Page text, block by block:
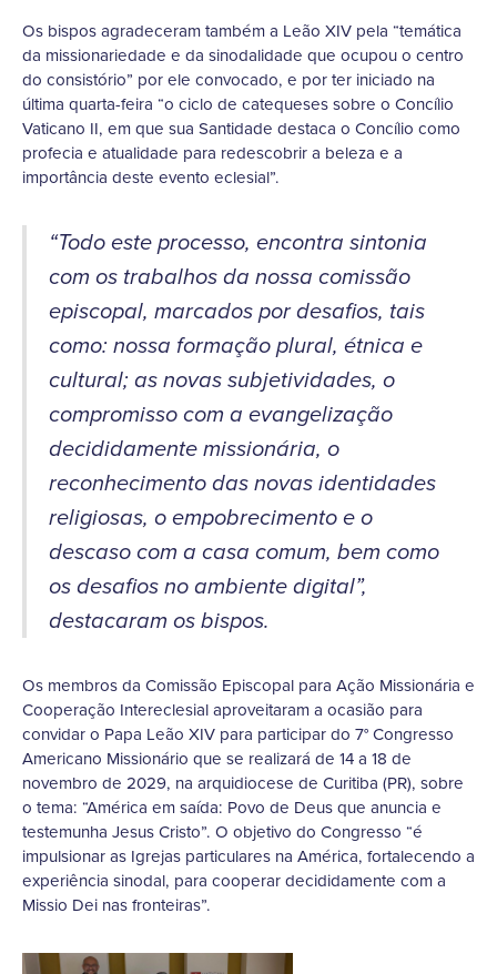
Os bispos agradeceram também a Leão XIV pela “temática
da missionariedade e da sinodalidade que ocupou o centro
do consistório” por ele convocado, e por ter iniciado na
última quarta-feira “o ciclo de catequeses sobre o Concílio
Vaticano II, em que sua Santidade destaca o Concílio como
profecia e atualidade para redescobrir a beleza e a
importância deste evento eclesial”.
“Todo este processo, encontra sintonia
com os trabalhos da nossa comissão
episcopal, marcados por desafios, tais
como: nossa formação plural, étnica e
cultural; as novas subjetividades, o
compromisso com a evangelização
decididamente missionária, o
reconhecimento das novas identidades
religiosas, o empobrecimento e o
descaso com a casa comum, bem como
os desafios no ambiente digital”,
destacaram os bispos.
Os membros da Comissão Episcopal para Ação Missionária e
Cooperação Intereclesial aproveitaram a ocasião para
convidar o Papa Leão XIV para participar do 7° Congresso
Americano Missionário que se realizará de 14 a 18 de
novembro de 2029, na arquidiocese de Curitiba (PR), sobre
o tema: “América em saída: Povo de Deus que anuncia e
testemunha Jesus Cristo”. O objetivo do Congresso “é
impulsionar as Igrejas particulares na América, fortalecendo a
experiência sinodal, para cooperar decididamente com a
Missio Dei nas fronteiras”.